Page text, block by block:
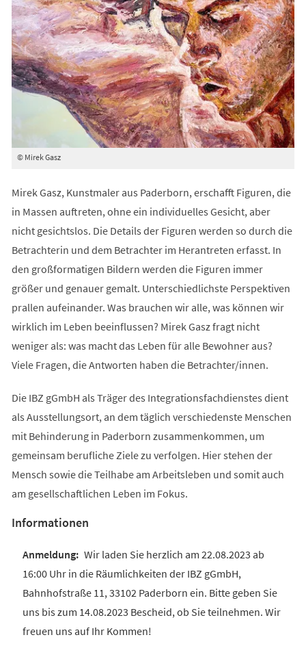
© Mirek Gasz
Mirek Gasz, Kunstmaler aus Paderborn, erschafft Figuren, die
in Massen auftreten, ohne ein individuelles Gesicht, aber
nicht gesichtslos. Die Details der Figuren werden so durch die
Betrachterin und dem Betrachter im Herantreten erfasst. In
den großformatigen Bildern werden die Figuren immer
größer und genauer gemalt. Unterschiedlichste Perspektiven
prallen aufeinander. Was brauchen wir alle, was können wir
wirklich im Leben beeinflussen? Mirek Gasz fragt nicht
weniger als: was macht das Leben für alle Bewohner aus?
Viele Fragen, die Antworten haben die Betrachter/innen.
Die IBZ gGmbH als Träger des Integrationsfachdienstes dient
als Ausstellungsort, an dem täglich verschiedenste Menschen
mit Behinderung in Paderborn zusammenkommen, um
gemeinsam berufliche Ziele zu verfolgen. Hier stehen der
Mensch sowie die Teilhabe am Arbeitsleben und somit auch
am gesellschaftlichen Leben im Fokus.
Informationen
Wir laden Sie herzlich am 22.08.2023 ab
16:00 Uhr in die Räumlichkeiten der IBZ gGmbH,
Bahnhofstraße 11, 33102 Paderborn ein. Bitte geben Sie
uns bis zum 14.08.2023 Bescheid, ob Sie teilnehmen. Wir
freuen uns auf Ihr Kommen!